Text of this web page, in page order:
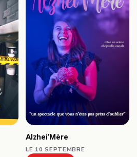
Alzhei’Mère
LE 10 SEPTEMBRE